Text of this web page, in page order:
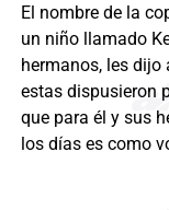
El nombre de la
un niño llamado
hermanos, les dijo
estas dispusieron
que para él y sus
los días es como